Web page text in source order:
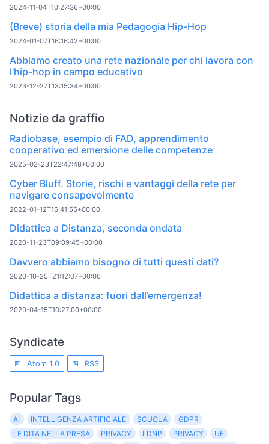
2024-11-04T10:27:36+00:00
(Breve) storia della mia Pedagogia Hip-Hop
2024-01-07T16:16:42+00:00
Abbiamo creato una rete nazionale per chi lavora con
l’hip-hop in campo educativo
2023-12-27T13:15:34+00:00
Notizie da graffio
Radiobase, esempio di FAD, apprendimento
cooperativo ed emersione delle competenze
2025-02-23T22:47:48+00:00
Cyber Bluff. Storie, rischi e vantaggi della rete per
navigare consapevolmente
2022-01-12T16:41:55+00:00
Didattica a Distanza, seconda ondata
2020-11-23T09:09:45+00:00
Davvero abbiamo bisogno di tutti questi dati?
2020-10-25T21:12:07+00:00
Didattica a distanza: fuori dall’emergenza!
2020-04-15T10:27:00+00:00
Syndicate
Atom 1.0 RSS
Popular Tags
AI INTELLIGENZA ARTIFICIALE SCUOLA
GDPR
LE DITA NELLA PRESA
PRIVACY LDNP PRIVACY
UE